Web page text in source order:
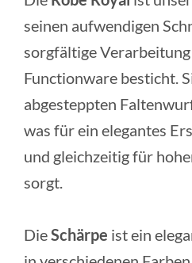
seinen aufwendigen
sorgfältige
Functionware besticht.
abgestepp­ten
was für ein elegantes
und gleichzeitig für
sorgt.
DieSchärpe ist ein